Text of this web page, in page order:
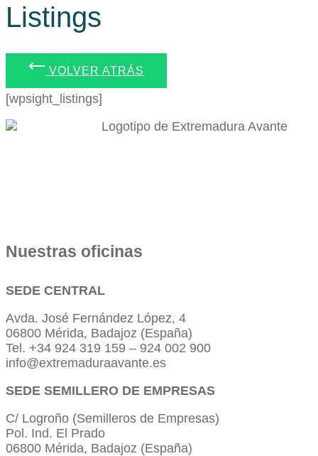
Listings
VOLVER ATRÁS
[wpsight_listings]
Nuestras oficinas
SEDE CENTRAL
Avda. José Fernández López, 4
06800 Mérida, Badajoz (España)
Tel. +34 924 319 159 – 924 002 900
info@extremaduraavante.es
SEDE SEMILLERO DE EMPRESAS
C/ Logroño (Semilleros de Empresas)
Pol. Ind. El Prado
06800 Mérida, Badajoz (España)